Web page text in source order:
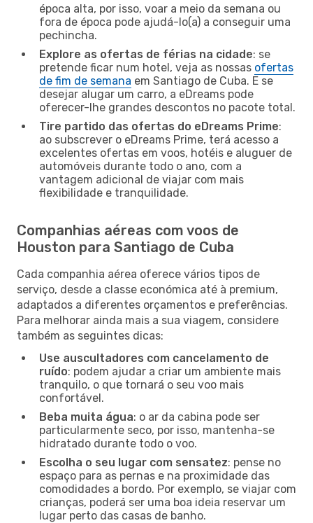
época alta, por isso, voar a meio da semana ou
fora de época pode ajudá-lo(a) a conseguir uma
pechincha.
Explore as ofertas de férias na cidade: se
pretende ficar num hotel, veja as nossas ofertas
de fim de semana em Santiago de Cuba. E se
desejar alugar um carro, a eDreams pode
oferecer-lhe grandes descontos no pacote total.
Tire partido das ofertas do eDreams Prime:
ao subscrever o eDreams Prime, terá acesso a
excelentes ofertas em voos, hotéis e aluguer de
automóveis durante todo o ano, com a
vantagem adicional de viajar com mais
flexibilidade e tranquilidade.
Companhias aéreas com voos de
Houston para Santiago de Cuba
Cada companhia aérea oferece vários tipos de
serviço, desde a classe económica até à premium,
adaptados a diferentes orçamentos e preferências.
Para melhorar ainda mais a sua viagem, considere
também as seguintes dicas:
Use auscultadores com cancelamento de
ruído: podem ajudar a criar um ambiente mais
tranquilo, o que tornará o seu voo mais
confortável.
Beba muita água: o ar da cabina pode ser
particularmente seco, por isso, mantenha-se
hidratado durante todo o voo.
Escolha o seu lugar com sensatez: pense no
espaço para as pernas e na proximidade das
comodidades a bordo. Por exemplo, se viajar com
crianças, poderá ser uma boa ideia reservar um
lugar perto das casas de banho.